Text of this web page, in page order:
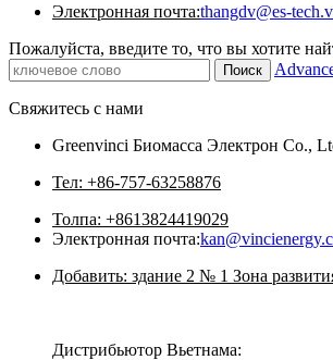
Электронная почта:thangdv@es-
Пожалуйста, введите то, что вы хотите
Свяжитесь с нами
Greenvinci Биомасса Электрон Co.,
Тел: +86-757-63258876
Толпа: +8613824419029
Электронная почта:
Добавить: здание 2 № 1 Зона
Дистрибьютор Вьетнама: